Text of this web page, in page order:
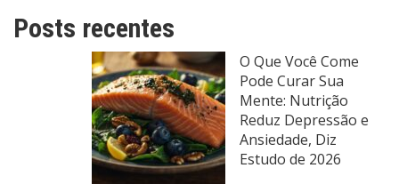
Posts recentes
O Que Você Come
Pode Curar Sua
Mente: Nutrição
Reduz Depressão e
Ansiedade, Diz
Estudo de 2026